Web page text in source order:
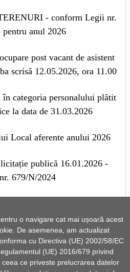
o navigare cat mai ușoară acest
De asemenea, am actualizat
cu Directiva (UE) 2002/58/EC
(UE) 2016/679 privind
ce priveste prelucrarea datelor
- conform Legii nr.
pentru anul 2026
post vacant de asistent
scrisă 12.05.2026, ora 11.00
categoria personalului plătit
la data de 31.03.2026
Local aferente anului 2026
publică 16.01.2026 -
679/N/2024
durata derulării proiectului
public intern „Evaluarea
a corupției 2025 din cadrul